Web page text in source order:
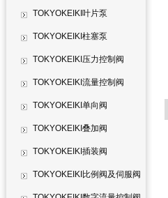
TOKYOKEIKI叶片泵
TOKYOKEIKI柱塞泵
TOKYOKEIKI压力控制阀
TOKYOKEIKI流量控制阀
TOKYOKEIKI单向阀
TOKYOKEIKI叠加阀
TOKYOKEIKI插装阀
TOKYOKEIKI比例阀及伺服阀